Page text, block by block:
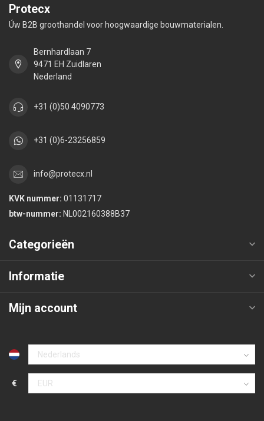
Protecx
Úw B2B groothandel voor hoogwaardige bouwmaterialen.
Bernhardlaan 7
9471 EH Zuidlaren
Nederland
+31 (0)50 4090773
+31 (0)6-23256859
info@protecx.nl
KVK nummer: 01131717
btw-nummer: NL002160388B37
Categorieën
Informatie
Mijn account
€